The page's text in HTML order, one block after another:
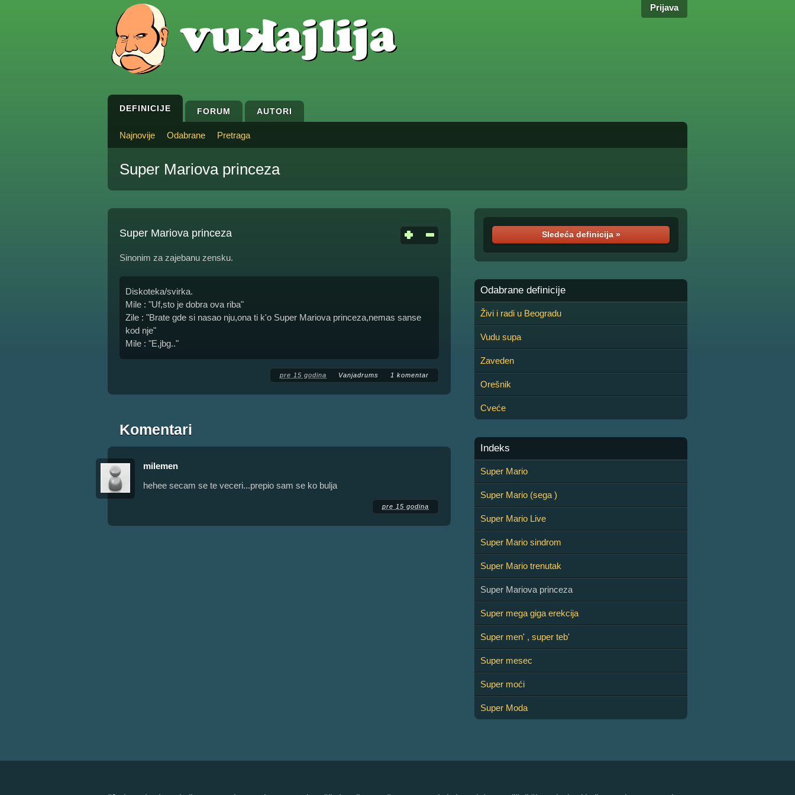
Prijava
DEFINICIJE FORUM AUTORI
Najnovije Odabrane Pretraga
Super Mariova princeza
Super Mariova princeza
Sinonim za zajebanu zensku.
Diskoteka/svirka.
Mile : "Uf,sto je dobra ova riba"
Zile : "Brate gde si nasao nju,ona ti k'o Super Mariova princeza,nemas sanse
kod nje"
Mile : "E,jbg.."
pre 15 godina Vanjadrums 1 komentar
Komentari
milemen
hehee secam se te veceri...prepio sam se ko bulja
pre 15 godina
Sledeća definicija »
Odabrane definicije
Živi i radi u Beogradu
Vudu supa
Zaveden
Orešnik
Cveće
Indeks
Super Mario
Super Mario (sega )
Super Mario Live
Super Mario sindrom
Super Mario trenutak
Super Mariova princeza
Super mega giga erekcija
Super men' , super teb'
Super mesec
Super moći
Super Moda